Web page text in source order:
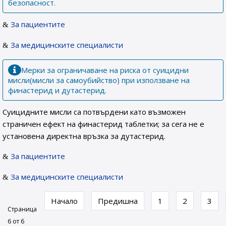
безопасност.
За пациентите
За медицинските специалисти
Мерки за ограничаване на риска от суицидни
мисли(мисли за самоубийство) при използване на
финастерид и дутастерид.
Суицидните мисли са потвърдени като възможен
страничен ефект на финастерид таблетки; за сега не е
установена директна връзка за дутастерид.
За пациентите
За медицинските специалисти
Страница
6 от 6
Начало Предишна 1 2 3